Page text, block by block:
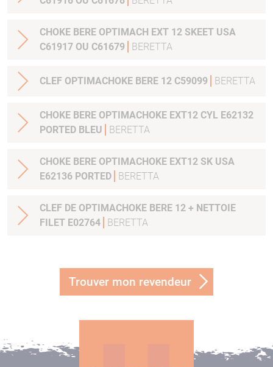
CHOKE BERE OPTIMACH EXT 12 SKEET USA
C61917 OU C61679
BERETTA
CLEF OPTIMACHOKE BERE 12 C59099 BERETTA
CHOKE BERE OPTIMACHOKE EXT12 CYL E62132
PORTED BLEU
BERETTA
CHOKE BERE OPTIMACHOKE EXT12 SK USA
E62136 PORTED
BERETTA
CLEF DE OPTIMACHOKE BERE 12 + NETTOIE
FILET E02764
BERETTA
Trouver mon revendeur